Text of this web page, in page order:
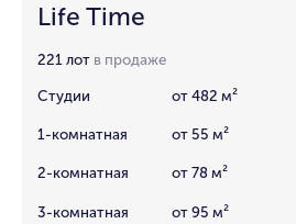
Life Time
221 лот в продаже
Студии от 482 м²
1-комнатная от 55 м²
2-комнатная от 78 м²
3-комнатная от 95 м²